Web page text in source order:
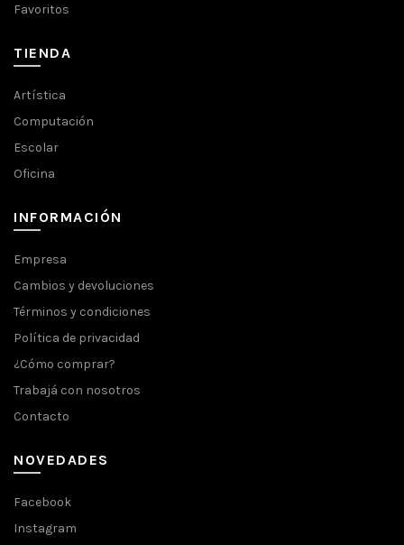
Favoritos
TIENDA
Artística
Computación
Escolar
Oficina
INFORMACIÓN
Empresa
Cambios y devoluciones
Términos y condiciones
Política de privacidad
¿Cómo comprar?
Trabajá con nosotros
Contacto
NOVEDADES
Facebook
Instagram